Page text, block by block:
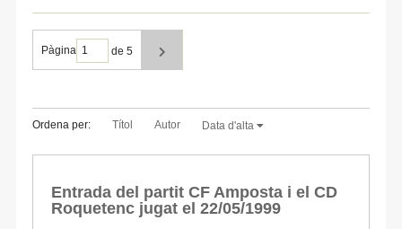
Pàgina de 5
Ordena per: Títol Autor Data d'alta
Entrada del partit CF Amposta i el CD
Roquetenc jugat el 22/05/1999